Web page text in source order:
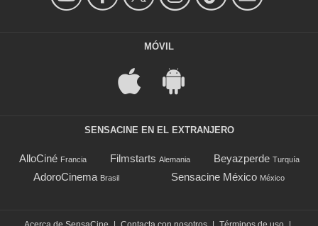
MÓVIL
SENSACINE EN EL EXTRANJERO
AlloCiné Francia Filmstarts Alemania Beyazperde Turquía
AdoroCinema Brasil Sensacine México México